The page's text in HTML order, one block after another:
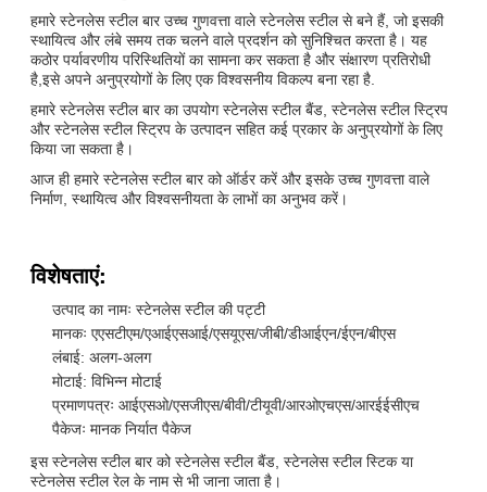
हमारे स्टेनलेस स्टील बार उच्च गुणवत्ता वाले स्टेनलेस स्टील से बने हैं, जो इसकी
स्थायित्व और लंबे समय तक चलने वाले प्रदर्शन को सुनिश्चित करता है। यह
कठोर पर्यावरणीय परिस्थितियों का सामना कर सकता है और संक्षारण प्रतिरोधी
है,इसे अपने अनुप्रयोगों के लिए एक विश्वसनीय विकल्प बना रहा है.
हमारे स्टेनलेस स्टील बार का उपयोग स्टेनलेस स्टील बैंड, स्टेनलेस स्टील स्ट्रिप
और स्टेनलेस स्टील स्ट्रिप के उत्पादन सहित कई प्रकार के अनुप्रयोगों के लिए
किया जा सकता है।
आज ही हमारे स्टेनलेस स्टील बार को ऑर्डर करें और इसके उच्च गुणवत्ता वाले
निर्माण, स्थायित्व और विश्वसनीयता के लाभों का अनुभव करें।
विशेषताएं:
उत्पाद का नामः स्टेनलेस स्टील की पट्टी
मानकः एएसटीएम/एआईएसआई/एसयूएस/जीबी/डीआईएन/ईएन/बीएस
लंबाई: अलग-अलग
मोटाई: विभिन्न मोटाई
प्रमाणपत्रः आईएसओ/एसजीएस/बीवी/टीयूवी/आरओएचएस/आरईईसीएच
पैकेजः मानक निर्यात पैकेज
इस स्टेनलेस स्टील बार को स्टेनलेस स्टील बैंड, स्टेनलेस स्टील स्टिक या
स्टेनलेस स्टील रेल के नाम से भी जाना जाता है।